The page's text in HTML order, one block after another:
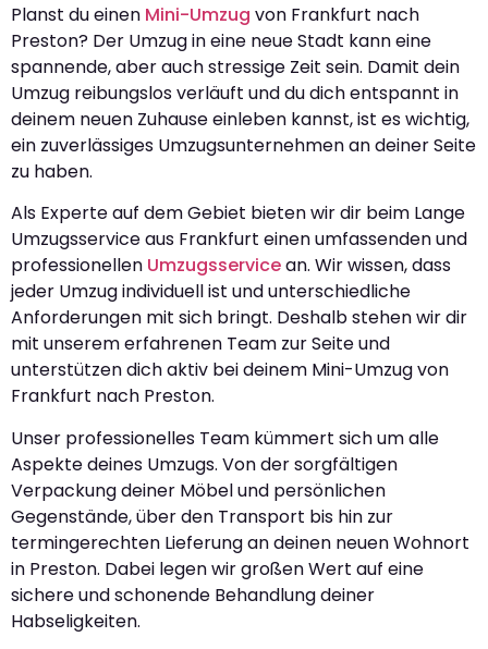
Planst du einen Mini-Umzug von Frankfurt nach
Preston? Der Umzug in eine neue Stadt kann eine
spannende, aber auch stressige Zeit sein. Damit dein
Umzug reibungslos verläuft und du dich entspannt in
deinem neuen Zuhause einleben kannst, ist es wichtig,
ein zuverlässiges Umzugsunternehmen an deiner Seite
zu haben.
Als Experte auf dem Gebiet bieten wir dir beim Lange
Umzugsservice aus Frankfurt einen umfassenden und
professionellen Umzugsservicean. Wir wissen, dass
jeder Umzug individuell ist und unterschiedliche
Anforderungen mit sich bringt. Deshalb stehen wir dir
mit unserem erfahrenen Team zur Seite und
unterstützen dich aktiv bei deinem Mini-Umzug von
Frankfurt nach Preston.
Unser professionelles Team kümmert sich um alle
Aspekte deines Umzugs. Von der sorgfältigen
Verpackung deiner Möbel und persönlichen
Gegenstände, über den Transport bis hin zur
termingerechten Lieferung an deinen neuen Wohnort
in Preston. Dabei legen wir großen Wert auf eine
sichere und schonende Behandlung deiner
Habseligkeiten.